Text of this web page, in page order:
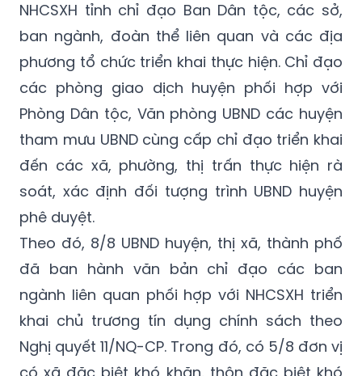
NHCSXH tỉnh chỉ đạo Ban Dân tộc, các sở,
ban ngành, đoàn thể liên quan và các địa
phương tổ chức triển khai thực hiện. Chỉ đạo
các phòng giao dịch huyện phối hợp với
Phòng Dân tộc, Văn phòng UBND các huyện
tham mưu UBND cùng cấp chỉ đạo triển khai
đến các xã, phường, thị trấn thực hiện rà
soát, xác định đối tượng trình UBND huyện
phê duyệt.
Theo đó, 8/8 UBND huyện, thị xã, thành phố
đã ban hành văn bản chỉ đạo các ban
ngành liên quan phối hợp với NHCSXH triển
khai chủ trương tín dụng chính sách theo
Nghị quyết 11/NQ-CP. Trong đó, có 5/8 đơn vị